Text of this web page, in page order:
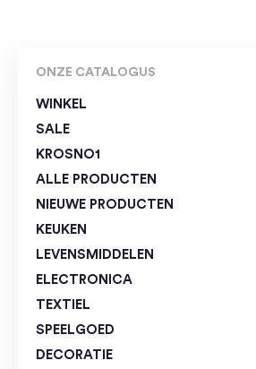
ONZE CATALOGUS
WINKEL
SALE
KROSNO1
ALLE PRODUCTEN
NIEUWE PRODUCTEN
KEUKEN
LEVENSMIDDELEN
ELECTRONICA
TEXTIEL
SPEELGOED
DECORATIE